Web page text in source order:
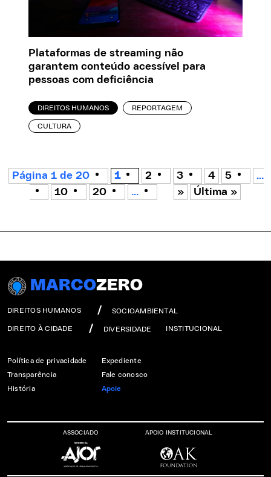
Plataformas de streaming não
garantem conteúdo acessível para
pessoas com deficiência
DIREITOS HUMANOS REPORTAGEM
CULTURA
Página 1 de 20 1 2 3 4 5
...
10
20 ... » Última »
MARCOZERO
DIREITOS HUMANOS SOCIOAMBIENTAL
DIREITO À CIDADE DIVERSIDADE INSTITUCIONAL
Política de privacidade
Transparência
História
Expediente
Fale conosco
Apoie
ASSOCIADO APOIO INSTITUCIONAL